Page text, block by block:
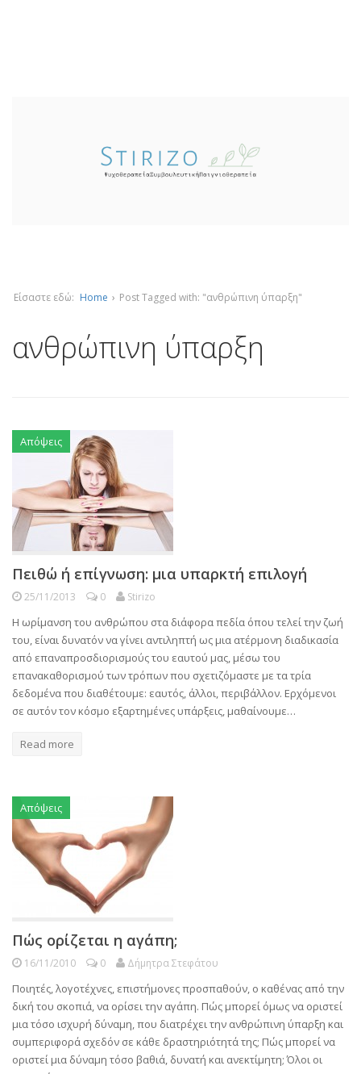
Είσαστε εδώ: Home › Post Tagged with: "ανθρώπινη ύπαρξη"
ανθρώπινη ύπαρξη
Απόψεις
Πειθώ ή επίγνωση: μια υπαρκτή επιλογή
25/11/2013 0 Stirizo
Η ωρίμανση του ανθρώπου στα διάφορα πεδία όπου τελεί την ζωή
του, είναι δυνατόν να γίνει αντιληπτή ως μια ατέρμονη διαδικασία
από επαναπροσδιορισμούς του εαυτού μας, μέσω του
επανακαθορισμού των τρόπων που σχετιζόμαστε με τα τρία
δεδομένα που διαθέτουμε: εαυτός, άλλοι, περιβάλλον. Ερχόμενοι
σε αυτόν τον κόσμο εξαρτημένες υπάρξεις, μαθαίνουμε…
Read more
Απόψεις
Πώς ορίζεται η αγάπη;
16/11/2010 0 Δήμητρα Στεφάτου
Ποιητές, λογοτέχνες, επιστήμονες προσπαθούν, ο καθένας από την
δική του σκοπιά, να ορίσει την αγάπη. Πώς μπορεί όμως να οριστεί
μια τόσο ισχυρή δύναμη, που διατρέχει την ανθρώπινη ύπαρξη και
συμπεριφορά σχεδόν σε κάθε δραστηριότητά της; Πώς μπορεί να
οριστεί μια δύναμη τόσο βαθιά, δυνατή και ανεκτίμητη; Όλοι οι